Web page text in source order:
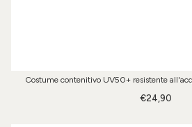
Costume contenitivo UV50+ resistente
€24,90